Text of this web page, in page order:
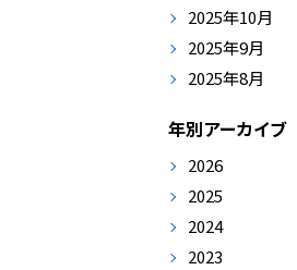
2025年10月
2025年9月
2025年8月
年別アーカイブ
2026
2025
2024
2023